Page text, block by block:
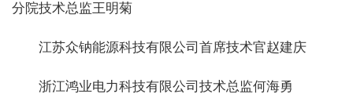
分院技术总监王明菊
江苏众钠能源科技有限公司首席技术官赵建庆
浙江鸿业电力科技有限公司技术总监何海勇